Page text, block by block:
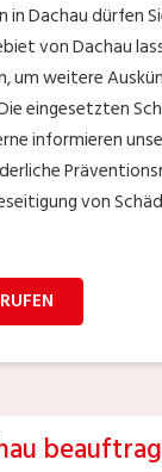
in Dachau dürfen
von Dachau
um weitere
eingesetzten
informieren
von